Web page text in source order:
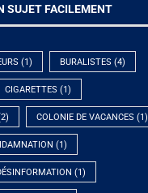
SUJET FACILEMENT
(1) BURALISTES (4)
CIGARETTES (1)
COLONIE DE VACANCES (1)
(1)
(1)